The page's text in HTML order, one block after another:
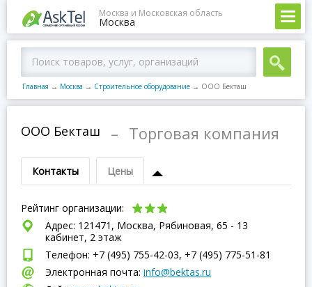
Москва и Московская область
Москва
Главная → Москва → Строительное оборудование → ООО Бекташ
ООО Бекташ – Торговая компания
Контакты Цены
Рейтинг организации:
Адрес: 121471, Москва, Рябиновая, 65 - 13
кабинет, 2 этаж
Телефон: +7 (495) 755-42-03, +7 (495) 775-51-81
Электронная почта: info@bektas.ru